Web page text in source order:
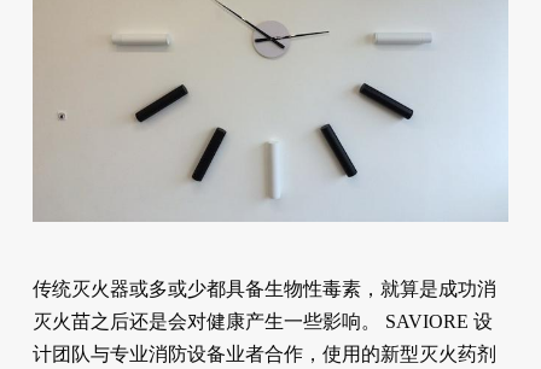
传统灭火器或多或少都具备生物性毒素，就算是成功消
灭火苗之后还是会对健康产生一些影响。 SAVIORE 设
计团队与专业消防设备业者合作，使用的新型灭火药剂